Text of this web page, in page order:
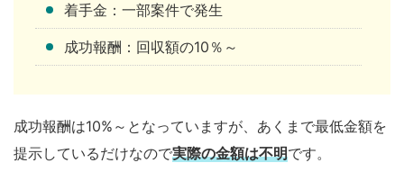
着手金：一部案件で発生
成功報酬：回収額の10％～
成功報酬は10%～となっていますが、あくまで最低金額を
提示しているだけなので実際の金額は不明です。